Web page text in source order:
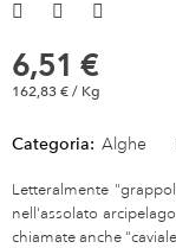
6,51 €
162,83 € / Kg
Categoria: Alghe
Letteralmente
nell'assolato
chiamate anche